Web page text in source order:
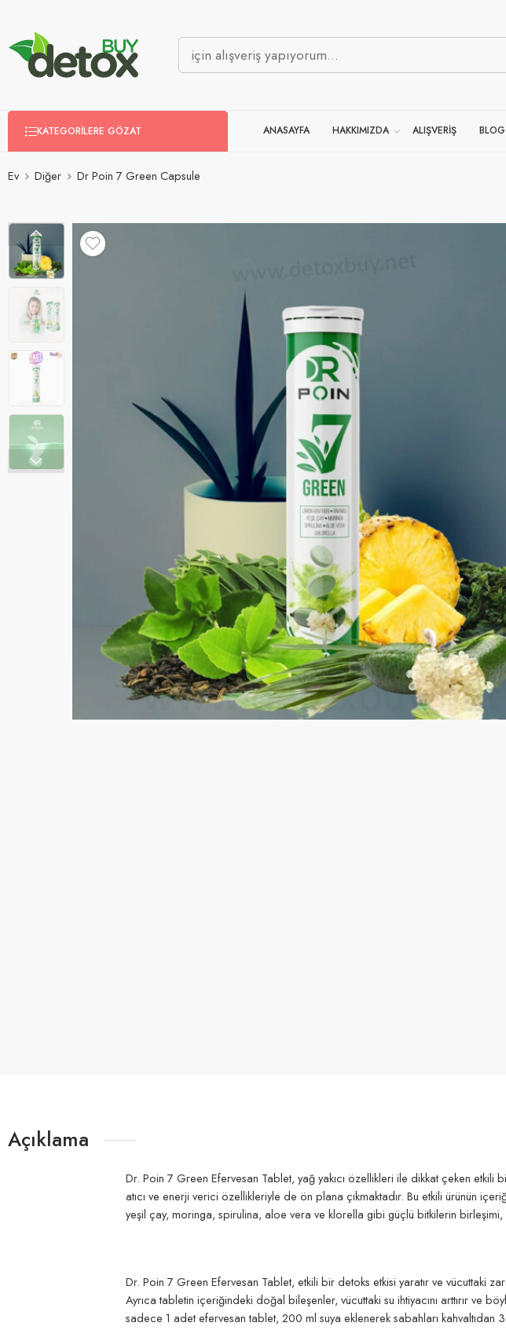
KATEGORILERE GÖZAT ANASAYFA HAKKIMIZDA ALIŞVERİŞ BLOG
Ev Diğer Dr Poin 7 Green Capsule
Açıklama
Dr. Poin 7 Green Efervesan Tablet, yağ yakıcı özellikleri ile dikkat çeken
atıcı ve enerji verici özellikleriyle de ön plana çıkmaktadır. Bu etkili ürünün
yeşil çay, moringa, spirulina, aloe vera ve klorella gibi güçlü bitkilerin birleşimi,
Dr. Poin 7 Green Efervesan Tablet, etkili bir detoks etkisi yaratır ve vücuttaki
Ayrıca tabletin içeriğindeki doğal bileşenler, vücuttaki su ihtiyacını arttırır ve
sadece 1 adet efervesan tablet, 200 ml suya eklenerek sabahları